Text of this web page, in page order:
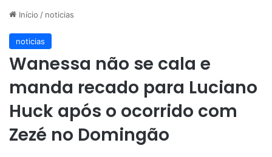
Início / noticias
noticias
Wanessa não se cala e
manda recado para Luciano
Huck após o ocorrido com
Zezé no Domingão